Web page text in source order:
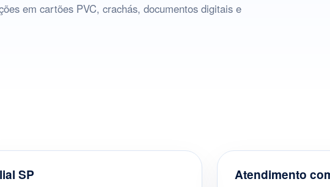
em cartões PVC, crachás, documentos digitais e
SP Atendimento